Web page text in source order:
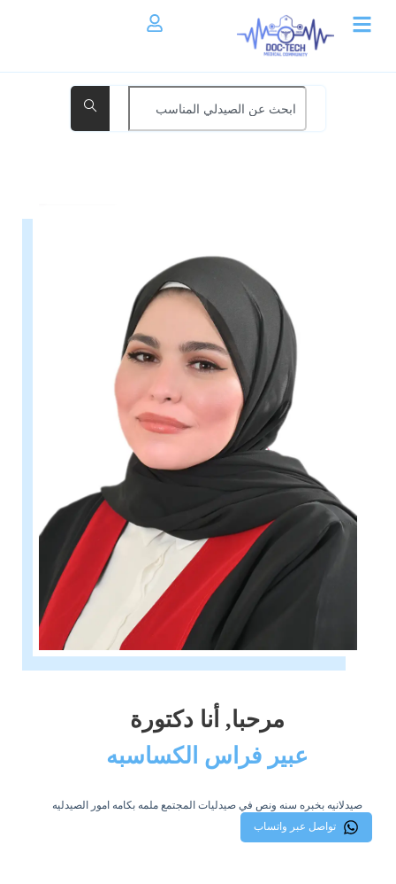
مرحبا, أنا دكتورة
عبير فراس الكساسبه
صيدلانيه بخبره سنه ونص في صيدليات المجتمع ملمه بكامه امور الصيدليه
تواصل عبر واتساب